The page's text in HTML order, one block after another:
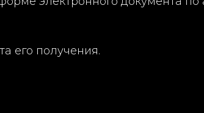
его получения.